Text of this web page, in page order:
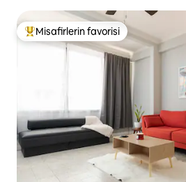
Misafirlerin favorilerinden en
Misafirlerin favorisi